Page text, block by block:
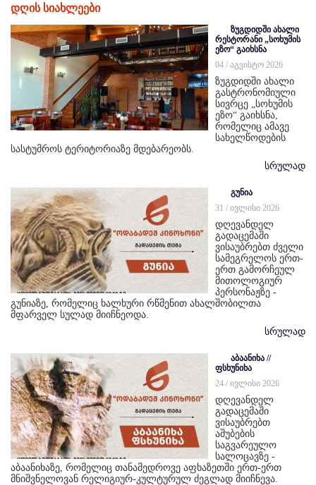
დღის სიახლეები
ზუგდიდში ახალი
რესტორანი „სოხუმის
ეზო“ გაიხსნა
04 / აგვისტო 2026
ზუგდიდში ახალი
გასტრონომიული
სივრცე „სოხუმის
ეზო“ გაიხსნა,
რომელიც ამავე
სახელწოდების
სასტუმროს ტერიტორიაზე მდებარეობს.
სრულად
გუნია
31 / ივლისი 2026
დღევანდელ
გადაცემაში
ვისაუბრებთ ძველი
სამეგრელოს ერთ-
ერთ გამორჩეულ
მითოლოგიურ
პერსონაჟზე -
გუნიაზე, რომელიც ხალხური რწმენით ახალშობილთა
მფარველ სულად მიიჩნეოდა.
სრულად
აბაანიხა //
ფსხუნიხა
24 / ივლისი 2026
დღევანდელ
გადაცემაში
ვისაუბრებთ
აშუბების
საგვარეულო
სალოცავზე -
აბაანიხაზე, რომელიც თანამედროვე აფხაზეთში ერთ-ერთ
მნიშვნელოვან რელიგიურ-კულტურულ ძეგლად მიიჩნევა.